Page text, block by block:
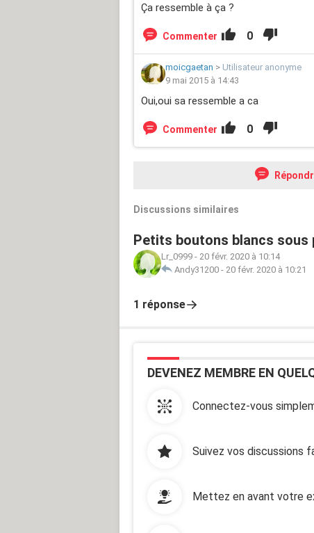
Ça ressemble à ça ?
Commenter 0
moicgaetan > Utilisateur anonyme
9 mai 2015 à 14:43
Oui,oui sa ressemble a ca
Commenter 0
Discussions similaires
Petits boutons blancs sous
Lr_0999 - 20 févr. 2020 à 10:14
Andy31200 - 20 févr. 2020 à 10:21
1 réponse
DEVENEZ MEMBRE EN
Connectez-vous
Suivez vos discussions
Mettez en avant votre